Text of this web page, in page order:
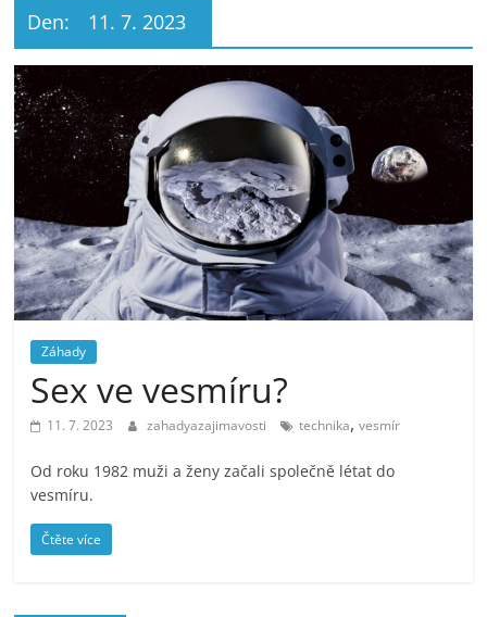
Den: 11. 7. 2023
Záhady
Sex ve vesmíru?
11. 7. 2023 zahadyazajimavosti technika,vesmír
Od roku 1982 muži a ženy začali společně létat do
vesmíru.
Čtěte více